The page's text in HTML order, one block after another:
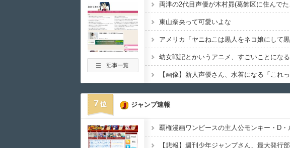
東山奈央って可愛いよな
幼女戦記とかいうアニメ、すごいことになる
7 ジャンプ速報